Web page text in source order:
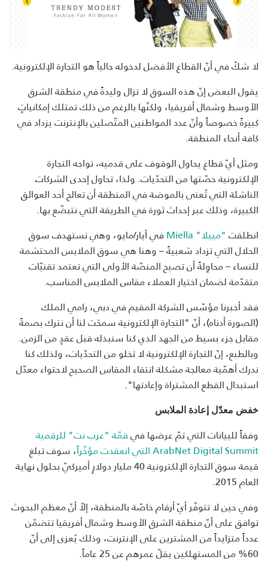
لا شكّ في أنّ القطاع الأفضل لدخوله حالياً هو التجارة الإلكترونية.
يقول البعض إنّ هذه السوق لا تزال وليدةً في منطقة الشرق
الأوسط وشمال أفريقيا، ولكنّها بالرغم من ذلك تمتلك إمكانياتٍ
كبيرةً خصوصاً وأنّ عدد المواطنين المتّصلين بالإنترنت يزداد في
كافة أنحاء المنطقة.
ومثل أيّ قطاع يحاول الوقوف على قدميه، تواجه التجارة
الإلكترونية حصّتها من التحدّيات. ولذا، تحاول إحدى الشركات
الناشئة التي تُعنى بالموضة في المنطقة أن تعالج أحد العوائق
الكبيرة، وذلك عبر إحداث ثورة في الطريقة التي نتبضّع بها.
انطلقت"مييلا" Miella
في أيار/مايو، وهي تستهدف سوق
الحلال التي تزداد شعبيةً – وهنا هي سوق الملابس المحتشمة
للنساء – محاوِلةً أن تصبح المنصّة الأولى التي تعتمد تقنيّات
متقدّمة لضمان اختيار العملاء مقاس الملابس المناسب.
فقد أخبرنا مؤسّس الشركة المقيم في دبي، رامي الملك
(الصورة أدناه)، أنّ "التجارة الإلكترونية سمحَت لنا أن نترك بصمةً
مقابل جزء بسيط من الجهد الذي كنا سنبذله قبل عقدٍ من الزمن.
وبالطبع، إنّ التجارة الإلكترونية لا تخلو من التحدّيات، ولذلك كنا
ندرك أهمّية معالجة مشكلة انتقاء المقاس الصحيح لاحتواء معدّل
استبدال القطع المشتراة وإعادتها".
خفض معدّل إعادة الملابس
وفقاً للبيانات التي تمّ عرضها فيقمّة "عرب نت" للرقمية
ArabNet Digital Summit التي انعقدت مؤخّراً
، سوف تبلغ
قيمة سوق التجارة الإلكترونية 40 مليار دولارٍ أميركيّ بحلول نهاية
العام 2015.
وفي حين لا تتوفّر أيّ أرقام خاصّة بالمنطقة، إلاّ أنّ معظم البحوث
توافق على أنّ منطقة الشرق الأوسط وشمال أفريقيا تتضمّن
عدداً متزايداً من المشترين على الإنترنت، وذلك يُعزى إلى أنّ
60% من المستهلكين يقلّ عمرهم عن 25 عاماً.